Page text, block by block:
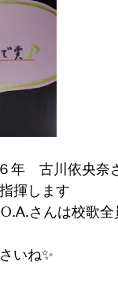
年　古川依央奈
揮します
さんは校歌
いね✨